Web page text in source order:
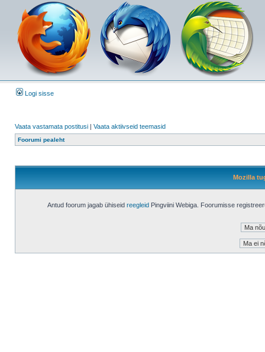
Logi sisse
Vaata vastamata postitusi | Vaata aktiivseid teemasid
Foorumi pealeht
Mozilla
Antud foorum jagab ühiseid reegleid Pingviini Webiga. Foorumisse